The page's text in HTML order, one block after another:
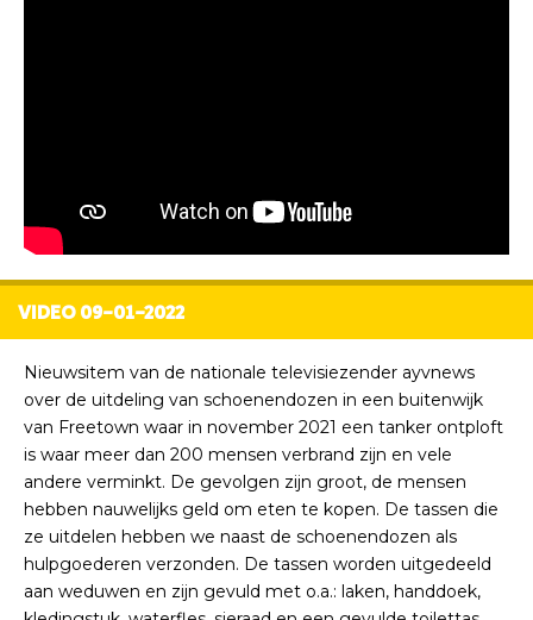
VIDEO 09-01-2022
Nieuwsitem van de nationale televisiezender ayvnews
over de uitdeling van schoenendozen in een buitenwijk
van Freetown waar in november 2021 een tanker ontploft
is waar meer dan 200 mensen verbrand zijn en vele
andere verminkt. De gevolgen zijn groot, de mensen
hebben nauwelijks geld om eten te kopen. De tassen die
ze uitdelen hebben we naast de schoenendozen als
hulpgoederen verzonden. De tassen worden uitgedeeld
aan weduwen en zijn gevuld met o.a.: laken, handdoek,